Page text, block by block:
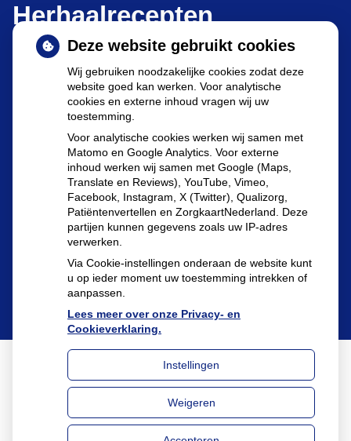
Herhaalrecepten
Patiëntenomgeving
Cookie-instellingen
Deze website gebruikt cookies
Wij gebruiken noodzakelijke cookies zodat deze
website goed kan werken. Voor analytische
cookies en externe inhoud vragen wij uw
toestemming.
Voor analytische cookies werken wij samen met
Matomo en Google Analytics. Voor externe
inhoud werken wij samen met Google (Maps,
Translate en Reviews), YouTube, Vimeo,
Facebook, Instagram, X (Twitter), Qualizorg,
Patiëntenvertellen en ZorgkaartNederland. Deze
partijen kunnen gegevens zoals uw IP-adres
verwerken.
Via Cookie-instellingen onderaan de website kunt
u op ieder moment uw toestemming intrekken of
aanpassen.
Lees meer over onze Privacy- en
Cookieverklaring.
Instellingen
Weigeren